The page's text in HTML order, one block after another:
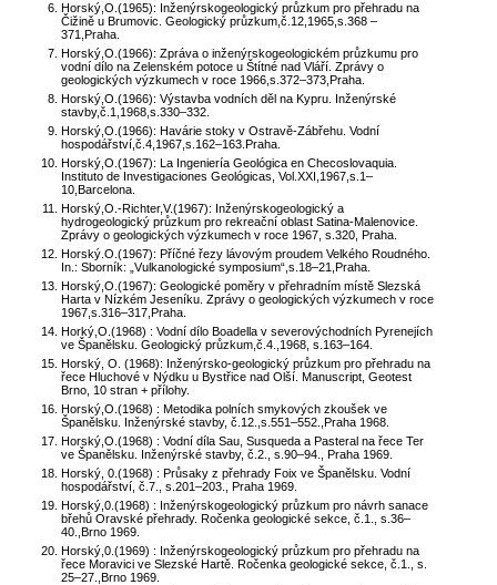
Horský,O.(1965): Inženýrskogeologický průzkum pro přehradu na
Čižině u Brumovic. Geologický průzkum,č.12,1965,s.368 –
371,Praha.
Horský,O.(1966): Zpráva o inženýrskogeologickém průzkumu pro
vodní dílo na Zelenském potoce u Štítné nad Vláří. Zprávy o
geologických výzkumech v roce 1966,s.372–373,Praha.
Horský,O.(1966): Výstavba vodních děl na Kypru. Inženýrské
stavby,č.1,1968,s.330–332.
Horský,O.(1966): Havárie stoky v Ostravě-Zábřehu. Vodní
hospodářství,č.4,1967,s.162–163.Praha.
Horský,O.(1967): La Ingeniería Geológica en Checoslovaquia.
Instituto de Investigaciones Geológicas, Vol.XXI,1967,s.1–
10,Barcelona.
Horský,O.-Richter,V.(1967): Inženýrskogeologický a
hydrogeologický průzkum pro rekreační oblast Satina-Malenovice.
Zprávy o geologických výzkumech v roce 1967, s.320, Praha.
Horský.O.(1967): Příčné řezy lávovým proudem Velkého Roudného.
In.: Sborník: „Vulkanologické symposium“,s.18–21,Praha.
Horský,O.(1967): Geologické poměry v přehradním místě Slezská
Harta v Nízkém Jeseníku. Zprávy o geologických výzkumech v roce
1967,s.316–317,Praha.
Horký,O.(1968) : Vodní dílo Boadella v severovýchodních Pyrenejích
ve Španělsku. Geologický průzkum,č.4.,1968, s.163–164.
Horský, O. (1968): Inženýrsko-geologický průzkum pro přehradu na
řece Hluchové v Nýdku u Bystřice nad Olší. Manuscript, Geotest
Brno, 10 stran + přílohy.
Horský,O.(1968) : Metodika polních smykových zkoušek ve
Španělsku. Inženýrské stavby, č.12.,s.551–552.,Praha 1968.
Horský,O.(1968) : Vodní díla Sau, Susqueda a Pasteral na řece Ter
ve Španělsku. Inženýrské stavby, č.2., s.90–94., Praha 1969.
Horský, 0.(1968) : Průsaky z přehrady Foix ve Španělsku. Vodní
hospodářství, č.7., s.201–203., Praha 1969.
Horský,0.(1968) : Inženýrskogeologický průzkum pro návrh sanace
břehů Oravské přehrady. Ročenka geologické sekce, č.1., s.36–
40.,Brno 1969.
Horský,0.(1969) : Inženýrskogeologický průzkum pro přehradu na
řece Moravici ve Slezské Hartě. Ročenka geologické sekce, č.1., s.
25–27.,Brno 1969.